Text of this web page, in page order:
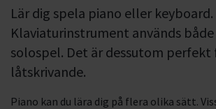
Lär dig spela piano eller keyboard.
Klaviaturinstrument används
solospel. Det är dessutom perfekt
låtskrivande.
Piano kan du lära dig på flera olika sätt.